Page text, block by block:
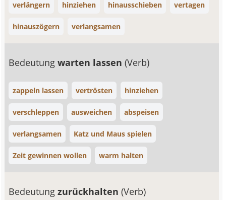
verlängern hinziehen hinausschieben vertagen
hinauszögern verlangsamen
Bedeutungwarten lassen(Verb)
zappeln lassen vertrösten hinziehen
verschleppen ausweichen abspeisen
verlangsamen Katz und Maus spielen
Zeit gewinnen wollen warm halten
Bedeutungzurückhalten(Verb)